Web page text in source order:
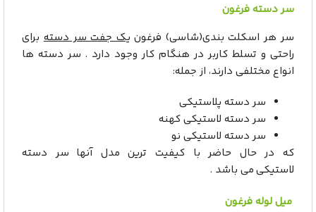
سر دسته فرغون
سر هر اسکلت بندی(شاسی) فرغونیک جفت سر دستهبرای
راحتی و تسلط کاربر در هنگام کار وجود دارد . سر دسته ها
انواع مختلفی دارند، از جمله:
سر دسته پلاستیکی
سر دسته لاستیکی کهنه
سر دسته لاستیکی نو
که در حال حاضر با کیفیت ترین مدل آنها سر دسته
لاستیکی می باشد .
میل لوله فرغون